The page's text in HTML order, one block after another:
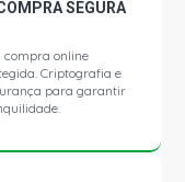
- 1984)
SEGURA
compra online
Criptografia e
para garantir